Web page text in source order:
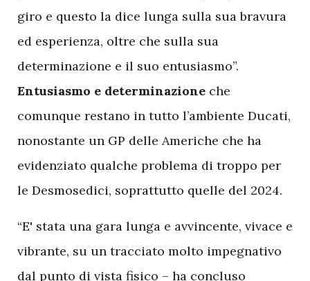
giro e questo la dice lunga sulla sua bravura
ed esperienza, oltre che sulla sua
determinazione e il suo entusiasmo”.
Entusiasmo e determinazione che
comunque restano in tutto l’ambiente Ducati,
nonostante un GP delle Americhe che ha
evidenziato qualche problema di troppo per
le Desmosedici, soprattutto quelle del 2024.
“E' stata una gara lunga e avvincente, vivace e
vibrante, su un tracciato molto impegnativo
dal punto di vista fisico – ha concluso